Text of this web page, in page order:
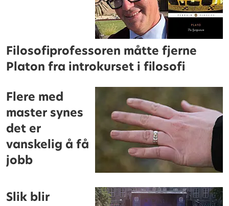
Filosofiprofessoren måtte fjerne
Platon fra introkurset i filosofi
Flere med
master synes
det er
vanskelig å få
jobb
Slik blir